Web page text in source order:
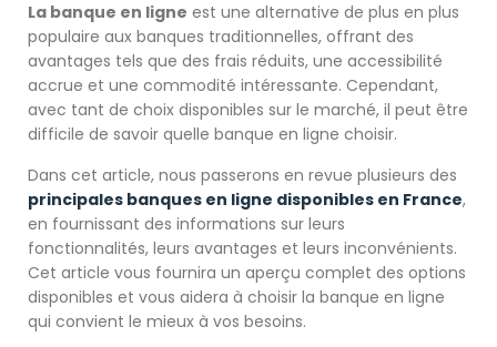
La banque en ligne est une alternative de plus en plus
populaire aux banques traditionnelles, offrant des
avantages tels que des frais réduits, une accessibilité
accrue et une commodité intéressante. Cependant,
avec tant de choix disponibles sur le marché, il peut être
difficile de savoir quelle banque en ligne choisir.
Dans cet article, nous passerons en revue plusieurs des
principales banques en ligne disponibles en France,
en fournissant des informations sur leurs
fonctionnalités, leurs avantages et leurs inconvénients.
Cet article vous fournira un aperçu complet des options
disponibles et vous aidera à choisir la banque en ligne
qui convient le mieux à vos besoins.